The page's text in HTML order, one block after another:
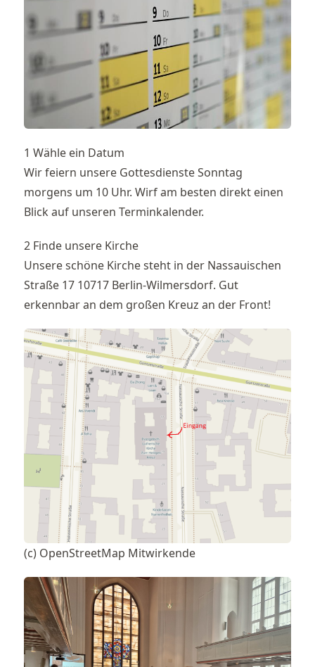
1 Wähle ein Datum
Wir feiern unsere Gottesdienste Sonntag
morgens um 10 Uhr. Wirf am besten direkt einen
Blick auf unseren Terminkalender.
2 Finde unsere Kirche
Unsere schöne Kirche steht in der Nassauischen
Straße 17 10717 Berlin-Wilmersdorf. Gut
erkennbar an dem großen Kreuz an der Front!
(c) OpenStreetMap Mitwirkende